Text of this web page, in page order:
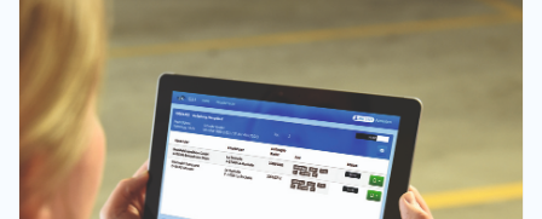
Onderneming
Jouw carrière
Referenties